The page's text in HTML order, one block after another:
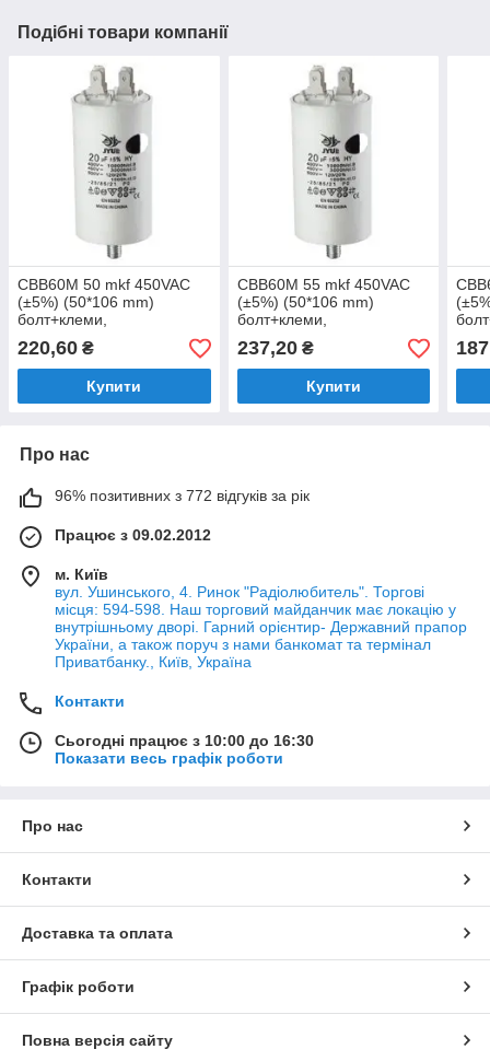
Подібні товари компанії
CBB60M 50 mkf 450VAC
(±5%) (50*106 mm)
болт+клеми,
конденсатор для пуску та
роботи
220,60 ₴
Купити
CBB60M 55 mkf 450VAC
(±5%) (50*106 mm)
болт+клеми,
конденсатор для пуску та
роботи
237,20₴
Купити
Про нас
96% позитивних з 772 відгуків за рік
Працює з 09.02.2012
м. Київ
вул. Ушинського, 4. Ринок "Радіолюбитель". Торгові
місця: 594-598. Наш торговий майданчик має локацію у
внутрішньому дворі. Гарний орієнтир- Державний прапор
України, а також поруч з нами банкомат та термінал
Приватбанку., Київ, Україна
Контакти
Сьогодні працює з 10:00 до 16:30
Показати весь графік роботи
Про нас
Контакти
Доставка та оплата
Графік роботи
Повна версія сайту